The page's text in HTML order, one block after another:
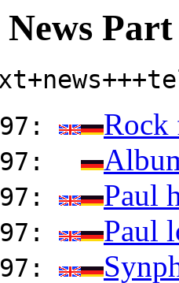
Rock
Paul
Paul